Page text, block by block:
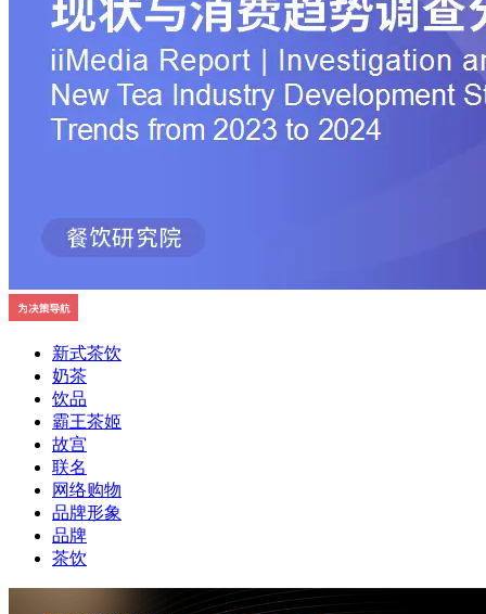
新式茶饮
奶茶
饮品
霸王茶姬
故宫
联名
网络购物
品牌形象
品牌
茶饮